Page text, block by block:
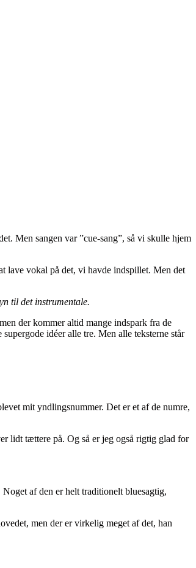
Men sangen var ”cue-sang”, så vi skulle hjem
lave vokal på det, vi havde indspillet. Men det
til det instrumentale.
der kommer altid mange indspark fra de
idéer alle tre. Men alle teksterne står
mit yndlingsnummer. Det er et af de numre,
lidt tættere på. Og så er jeg også rigtig glad for
af den er helt traditionelt bluesagtig,
men der er virkelig meget af det, han